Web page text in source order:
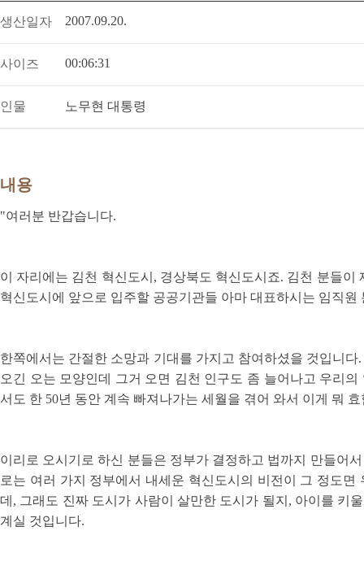
생산일자 2007.09.20.
사이즈 00:06:31
인물 노무현 대통령
내용
"여러분 반갑습니다.
이 자리에는 김천 혁신도시, 경상북도 혁신도시죠. 김천 분들
혁신도시에 앞으로 입주할 공공기관들 아마 대표하시는 임직원
한쪽에서는 간절한 소망과 기대를 가지고 참여하셨을 것입니
오긴 오는 모양인데 그거 오면 김천 인구도 좀 늘어나고 우리
서도 한 50년 동안 계속 빠져나가는 세월을 겪어 와서 이게 뭐
이리로 오시기로 하신 분들은 정부가 결정하고 법까지 만들어
로는 여러 가지 정부에서 내세운 혁신도시의 비전이 그 정도
데, 그래도 진짜 도시가 사람이 살만한 도시가 될지, 아이를 키
계실 것입니다.